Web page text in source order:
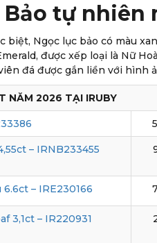
tự nhiên
biệt, Ngọc lục bảo có màu
được xếp loại là Nữ
đá được gắn liền với hình
NĂM 2026 TẠI IRUBY
– IRNB233455
– IRE230166
3,1ct – IR220931